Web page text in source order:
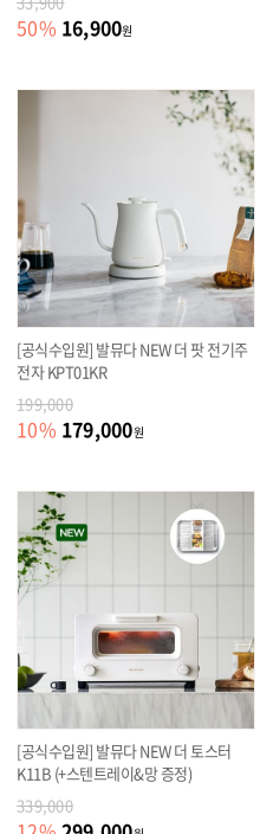
50% 16,900원
[공식수입원] 발뮤다 NEW 더 팟 전기주
전자 KPT01KR
199,000
10% 179,000원
[공식수입원] 발뮤다 NEW 더 토스터
K11B (+스텐트레이&망 증정)
339,000